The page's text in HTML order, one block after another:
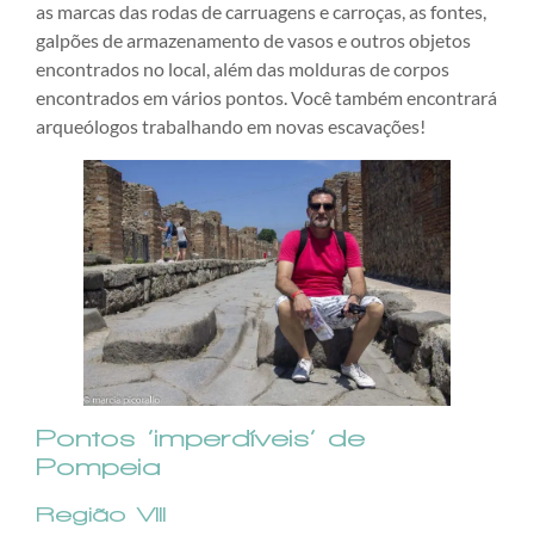
as marcas das rodas de carruagens e carroças, as fontes,
galpões de armazenamento de vasos e outros objetos
encontrados no local, além das molduras de corpos
encontrados em vários pontos. Você também encontrará
arqueólogos trabalhando em novas escavações!
Pontos ‘imperdíveis’ de
Pompeia
Região VIII